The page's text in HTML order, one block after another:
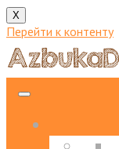
X
Перейти к контенту